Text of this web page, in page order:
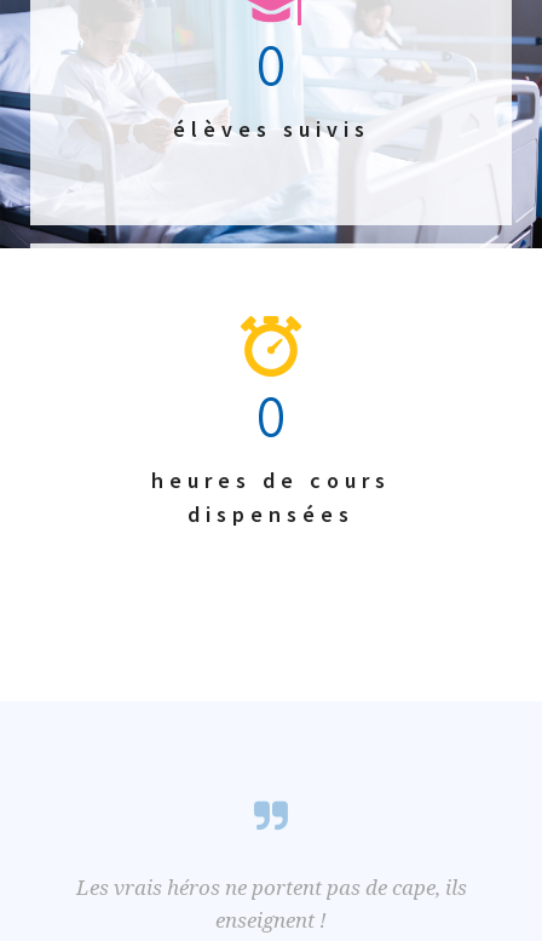
0
élèves suivis
0
heures de cours
dispensées
Les vrais héros ne portent pas de cape, ils
enseignent !